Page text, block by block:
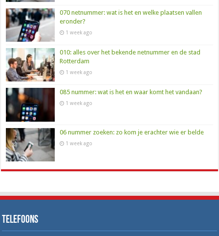
070 netnummer: wat is het en welke plaatsen vallen
eronder?
1 week ago
010: alles over het bekende netnummer en de stad
Rotterdam
1 week ago
085 nummer: wat is het en waar komt het vandaan?
1 week ago
06 nummer zoeken: zo kom je erachter wie er belde
1 week ago
Telefoons